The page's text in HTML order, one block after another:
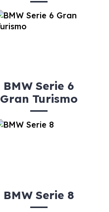
BMW Serie 6
Gran Turismo
BMW Serie 8